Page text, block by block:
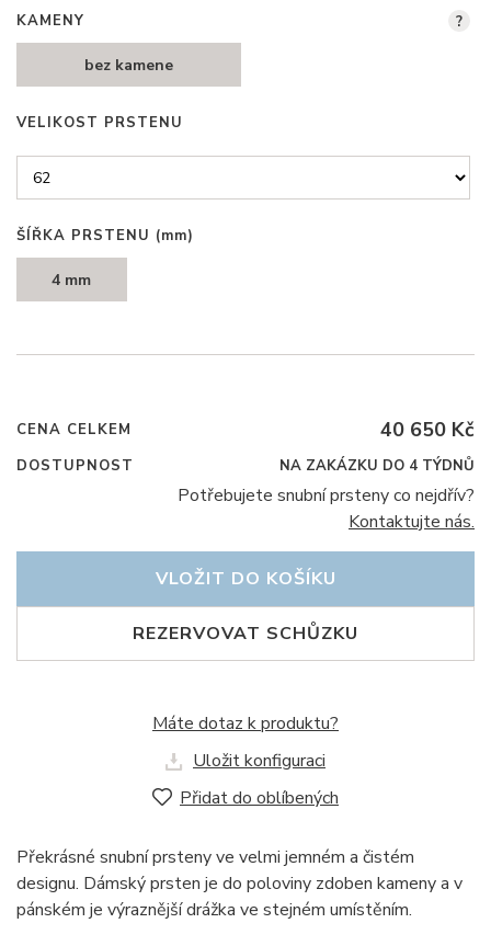
KAMENY
bez kamene
?
VELIKOST PRSTENU
ŠÍŘKA PRSTENU (mm)
4 mm
CENA CELKEM 40 650 Kč
DOSTUPNOST NA ZAKÁZKU DO 4 TÝDNŮ
Potřebujete snubní prsteny co nejdřív?
Kontaktujte nás.
REZERVOVAT SCHŮZKU
VLOŽIT DO KOŠÍKU
Máte dotaz k produktu?
Uložit konfiguraci
Přidat do oblíbených
Překrásné snubní prsteny ve velmi jemném a čistém
designu. Dámský prsten je do poloviny zdoben kameny a v
pánském je výraznější drážka ve stejném umístěním.